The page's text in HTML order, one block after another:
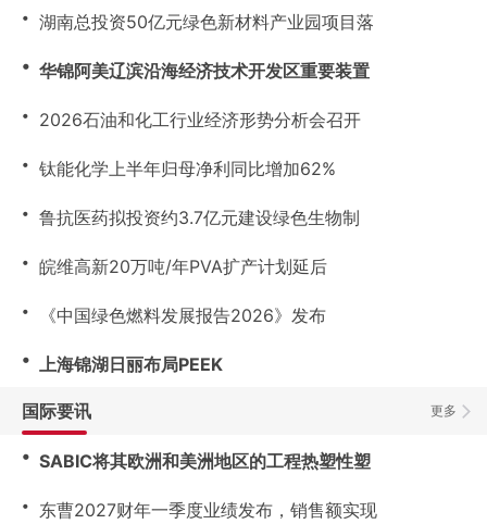
・ 湖南总投资50亿元绿色新材料产业园项目落
・ 华锦阿美辽滨沿海经济技术开发区重要装置
・ 2026石油和化工行业经济形势分析会召开
・ 钛能化学上半年归母净利同比增加62%
・ 鲁抗医药拟投资约3.7亿元建设绿色生物制
・ 皖维高新20万吨/年PVA扩产计划延后
・ 《中国绿色燃料发展报告2026》发布
・ 上海锦湖日丽布局PEEK
更多
国际要讯
・ SABIC将其欧洲和美洲地区的工程热塑性塑
・ 东曹2027财年一季度业绩发布，销售额实现